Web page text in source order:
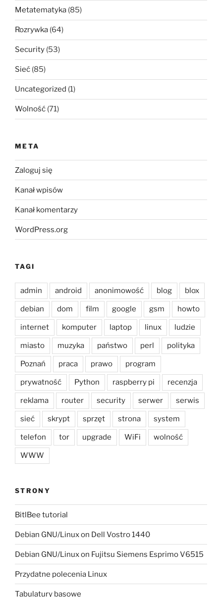
Metatematyka (85)
Rozrywka (64)
Security (53)
Sieć (85)
Uncategorized (1)
Wolność (71)
META
Zaloguj się
Kanał wpisów
Kanał komentarzy
WordPress.org
TAGI
admin android anonimowość blog blox
debian dom film google gsm howto
internet komputer laptop linux ludzie
miasto muzyka państwo perl polityka
Poznań praca prawo program
prywatność Python raspberry pi recenzja
reklama router security serwer serwis
sieć skrypt sprzęt strona system
telefon tor upgrade WiFi wolność
WWW
STRONY
BitlBee tutorial
Debian GNU/Linux on Dell Vostro 1440
Debian GNU/Linux on Fujitsu Siemens Esprimo V6515
Przydatne polecenia Linux
Tabulatury basowe